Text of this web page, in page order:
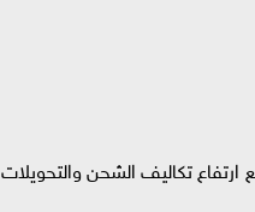
تكاليف الشحن والتحويلات